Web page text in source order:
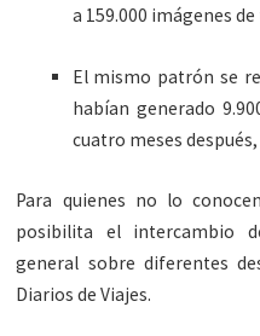
a 159.000 imágenes
El mismo patrón se
habían generado
cuatro meses después,
Para quienes no lo
posibilita el intercambio
general sobre diferentes
Diarios de Viajes.